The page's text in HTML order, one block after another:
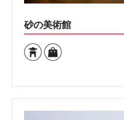
砂の美術館